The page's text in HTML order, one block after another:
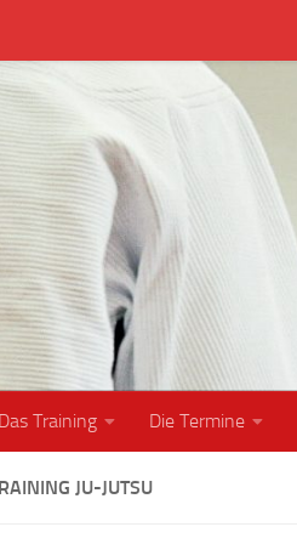
Das Training Die Termine
JU-JUTSU